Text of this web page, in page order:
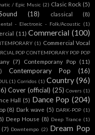
/ Epic Music (2) Clasic Rock (5)
(18) classical (8)
- Electronic - Folk/Acoustic (1)
(11) Commercial (100)
(1) Commercial Vocal
POP CONTEMPORARY POP POP
(7) Contemporany Pop (11)
Contemporary Pop
(16)
(1) Corridos (1) Country (96)
Cover (official) (25) Covers (1)
Hall (5) Dance Pop (204)
(8) Dark wave (5) DARK-POP (1)
Deep House (8) Deep Trance (1)
(7) Downtempo (2) Dream Pop